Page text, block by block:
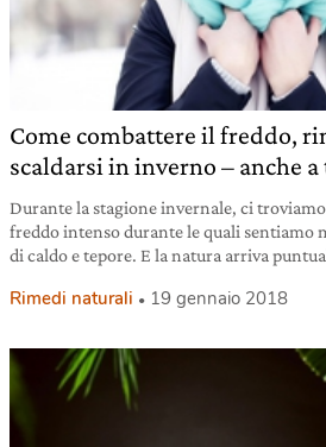
Come combattere il freddo,
scaldarsi in inverno – anche a
Durante la stagione invernale, ci
freddo intenso durante le quali sentiamo
di caldo e tepore. E la natura arriva
Rimedi naturali 19 gennaio 2018